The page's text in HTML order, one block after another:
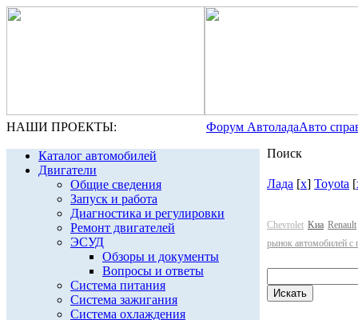
НАШИ ПРОЕКТЫ: Форум АвтоладаАвто
Каталог автомобилей
Двигатели
Общие сведения
Запуск и работа
Диагностика и регулировки
Ремонт двигателей
ЭСУД
Обзоры и документы
Вопросы и ответы
Система питания
Система зажигания
Система охлаждения
Поиск
Лада [x] Toyota [
Chevrolet Kиа Renault
рынок автомобилей с